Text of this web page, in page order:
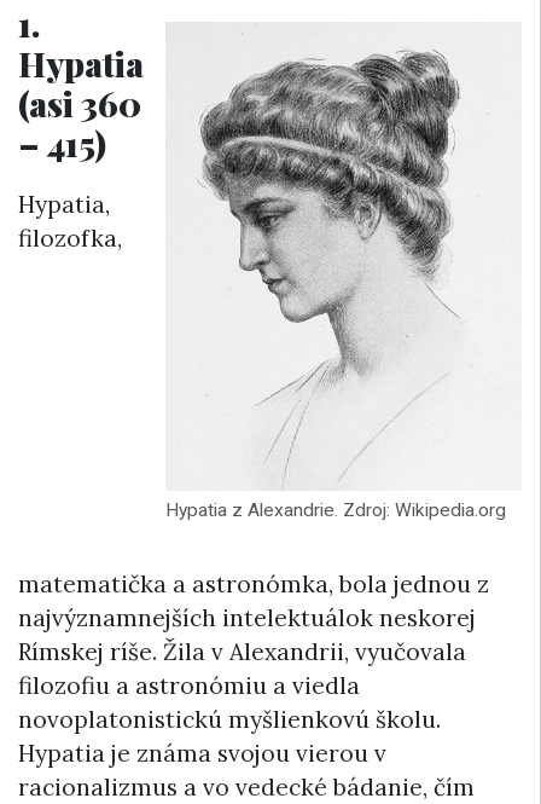
Hypatia z Alexandrie. Zdroj: Wikipedia.org
1.
Hypatia
(asi 360
– 415)
Hypatia,
filozofka,
matematička a astronómka, bola jednou z
najvýznamnejších intelektuálok neskorej
Rímskej ríše. Žila v Alexandrii, vyučovala
filozofiu a astronómiu a viedla
novoplatonistickú myšlienkovú školu.
Hypatia je známa svojou vierou v
racionalizmus a vo vedecké bádanie, čím